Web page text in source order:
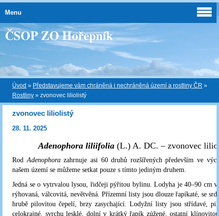
ČSOP ZO Hořepník
Úvod » Představujeme vám chráněná i nechráněná území a rostliny ČR »
Rostliny » zvonovec liliolistý
zvonovec liliolistý
28. 11. 2025
Adenophora liliifolia (L.) A. DC. – zvonovec
RodAdenophorazahrnuje asi 60 druhů rozšířených především ve
našem území se můžeme setkat pouze s tímto jediným druhem.
Jedná se o vytrvalou lysou, řidčeji pýřitou bylinu. Lodyha je 40–90 cm
rýhovaná, válcovitá, nevětvěná. Přízemní listy jsou dlouze řapíkaté, se
hrubě pilovitou čepelí, brzy zasychající. Lodyžní listy jsou střídavé,
celokrajné, svrchu lesklé, dolní v krátký řapík zúžené, ostatní
Menu